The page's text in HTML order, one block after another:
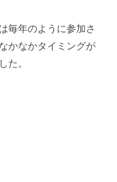
毎年のように参加さ
かなかタイミングが
た。